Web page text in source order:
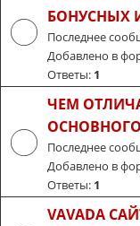
БОНУСНЫХ
Последнее
Добавлено в
Ответы: 1
ЧЕМ
Последнее
Добавлено в
Ответы: 1
VAVADA